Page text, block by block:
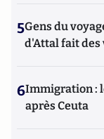
5Gens du
d'Attal fait des
6Immigration :
après Ceuta